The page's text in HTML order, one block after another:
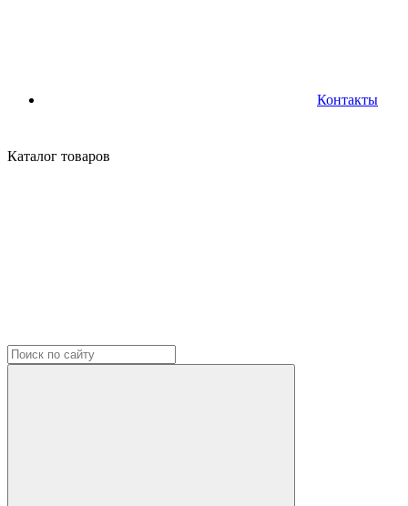
Контакты
Каталог товаров